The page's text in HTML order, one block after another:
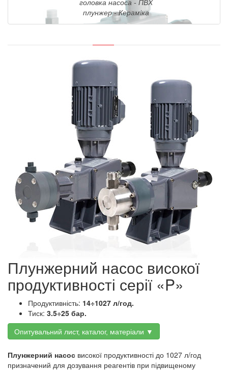
головка насоса - ПВХ
плунжер - Кераміка
Плунжерний насос високої
продуктивності серії «P»
Продуктивність: 14÷1027 л/год.
Тиск: 3.5÷25 бар.
Опитувальний лист, каталог, матеріали ▼
Плунжерний насос високої продуктивності до 1027 л/год
призначений для дозування реагентів при підвищеному